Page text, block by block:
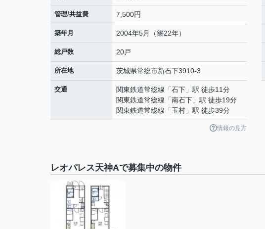
管理/共益費 7,500円
築年月 2004年5月（築22年）
総戸数 20戸
所在地 茨城県常総市新石下3910-3
交通 関東鉄道常総線 「石下 」駅 徒歩11分
関東鉄道常総線 「南石下 」駅 徒歩19分
関東鉄道常総線 「玉村 」駅 徒歩39分
情報の見方
レオパレス天神Aで募集中の物件